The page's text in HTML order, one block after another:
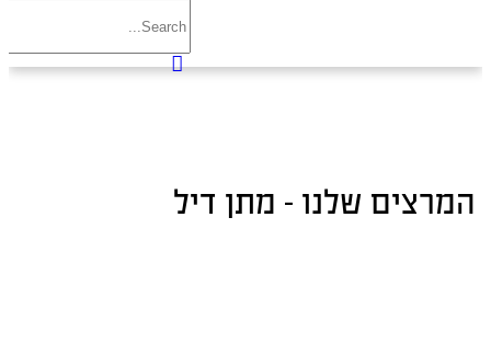
המרצים שלנו – מתן דיל